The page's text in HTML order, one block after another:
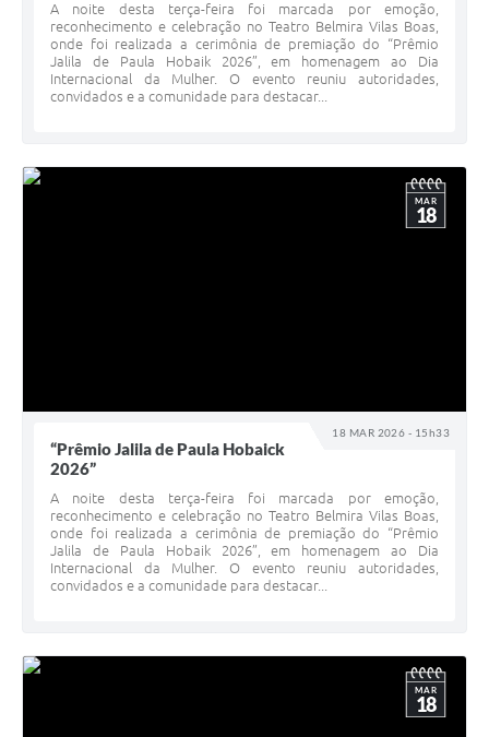
A noite desta terça-feira foi marcada por emoção,
reconhecimento e celebração no Teatro Belmira Vilas Boas,
onde foi realizada a cerimônia de premiação do “Prêmio
Jalila de Paula Hobaik 2026”, em homenagem ao Dia
Internacional da Mulher. O evento reuniu autoridades,
convidados e a comunidade para destacar...
18 MAR 2026 - 15h33
MAR
18
“Prêmio Jalila de Paula Hobaick
2026”
A noite desta terça-feira foi marcada por emoção,
reconhecimento e celebração no Teatro Belmira Vilas Boas,
onde foi realizada a cerimônia de premiação do “Prêmio
Jalila de Paula Hobaik 2026”, em homenagem ao Dia
Internacional da Mulher. O evento reuniu autoridades,
convidados e a comunidade para destacar...
MAR
18